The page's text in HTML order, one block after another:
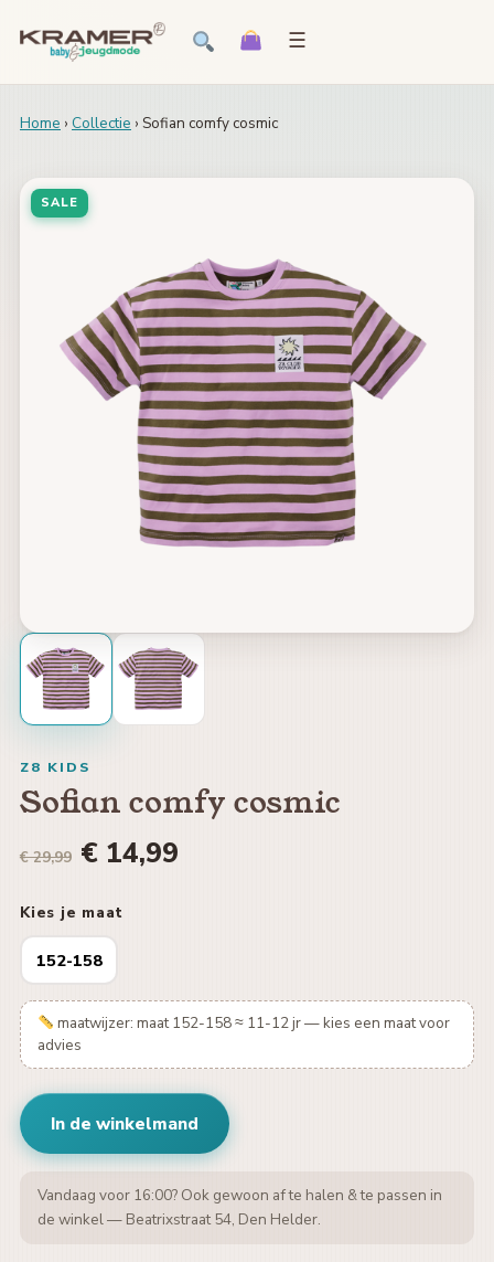
☰
Home › Collectie › Sofian comfy cosmic
SALE
Z8 KIDS
Sofian comfy cosmic
€ 29,99 € 14,99
Kies je maat
152-158
maatwijzer: maat 152-158 ≈ 11-12 jr — kies een maat voor
advies
In de winkelmand
Vandaag voor 16:00? Ook gewoon af te halen & te passen in
de winkel — Beatrixstraat 54, Den Helder.